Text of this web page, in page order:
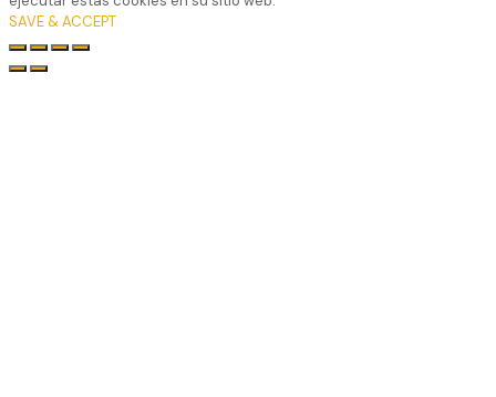
SAVE & ACCEPT